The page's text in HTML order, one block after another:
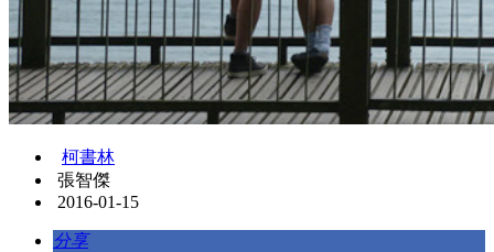
柯書林
張智傑
2016-01-15
分享